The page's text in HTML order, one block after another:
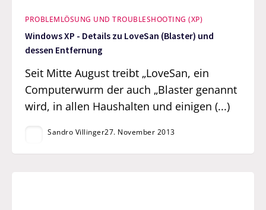
PROBLEMLÖSUNG UND TROUBLESHOOTING (XP)
Windows XP - Details zu LoveSan (Blaster) und
dessen Entfernung
Seit Mitte August treibt „LoveSan, ein
Computerwurm der auch „Blaster genannt
wird, in allen Haushalten und einigen (...)
Sandro Villinger27. November 2013